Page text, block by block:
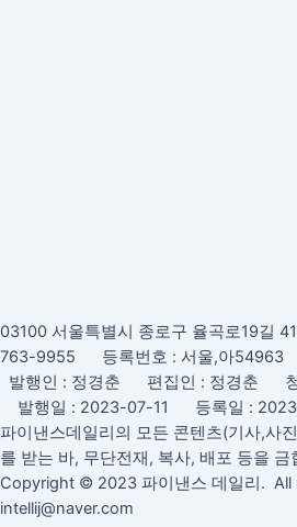
03100 서울특별시 종로구 율곡로19
763-9955 등록번호 : 서울,아54963
발행인 : 정경춘 편집인 : 정경춘 청
발행일 : 2023-07-11 등록일 :
파이낸스데일리의 모든 콘텐츠(기사,사
를 받는 바, 무단전재, 복사, 배포 등을 금
Copyright © 2023 파이낸스 데일리.
intellij@naver.com